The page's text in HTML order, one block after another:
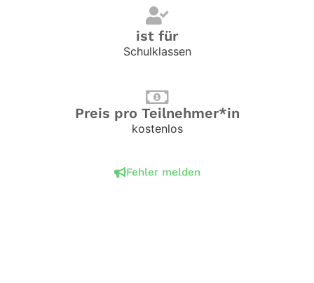
ist für
Schulklassen
Preis pro Teilnehmer*in
kostenlos
Fehler melden